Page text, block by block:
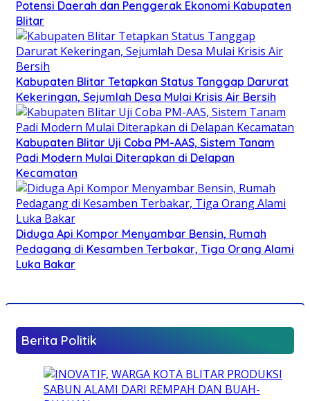
Potensi Daerah dan Penggerak Ekonomi Kabupaten
Blitar
Kabupaten Blitar Tetapkan Status Tanggap Darurat
Kekeringan, Sejumlah Desa Mulai Krisis Air Bersih
Kabupaten Blitar Uji Coba PM-AAS, Sistem Tanam
Padi Modern Mulai Diterapkan di Delapan
Kecamatan
Diduga Api Kompor Menyambar Bensin, Rumah
Pedagang di Kesamben Terbakar, Tiga Orang Alami
Luka Bakar
Berita Politik